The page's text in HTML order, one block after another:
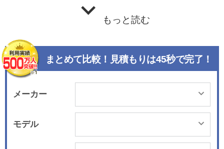
テッドグレインレザースポーツシートを装備し
て、明るくもシックな雰囲気のインテリアに仕上
選択できる「プレミアムキャビンライティング」
を追加した（一部グレードには標準装備）。
もっと読む
まとめて比較！見積もりは45秒で完了！
メーカー
モデル